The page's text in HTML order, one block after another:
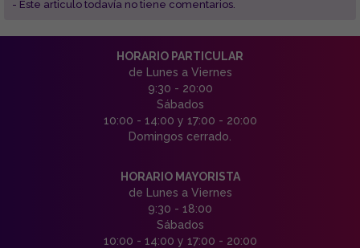
- Este articulo todavía no tiene comentarios.
HORARIO PARTICULAR
de Lunes a Viernes
9:30 - 20:00
Sábados
10:00 - 14:00 y 17:00 - 20:00
Domingos cerrado.
HORARIO MAYORISTA
de Lunes a Viernes
9:30 - 18:00
Sábados
10:00 - 14:00 y 17:00 - 20:00